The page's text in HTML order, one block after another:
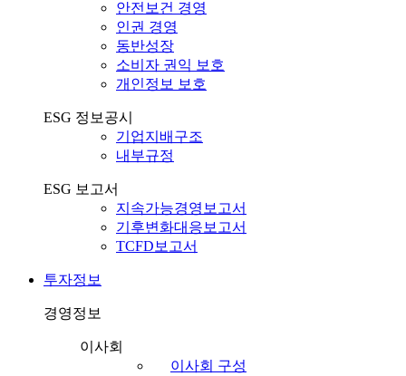
안전보건 경영
인권 경영
동반성장
소비자 권익 보호
개인정보 보호
ESG 정보공시
기업지배구조
내부규정
ESG 보고서
지속가능경영보고서
기후변화대응보고서
TCFD보고서
투자정보
경영정보
이사회
이사회 구성